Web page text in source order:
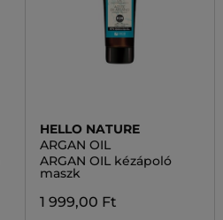
HELLO NATURE
ARGAN OIL
ARGAN OIL kézápoló
maszk
1 999,00 Ft